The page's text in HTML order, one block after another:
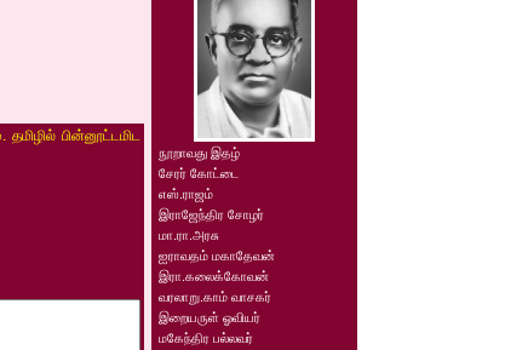
பின்னூட்டமிட
நூறாவது இதழ்
சேரர் கோட்டை
எஸ்.ராஜம்
இராஜேந்திர சோழர்
மா.ரா.அரசு
ஐராவதம் மகாதேவன்
இரா.கலைக்கோவன்
வரலாறு.காம் வாசகர்
இறையருள் ஓவியர்
மகேந்திர பல்லவர்